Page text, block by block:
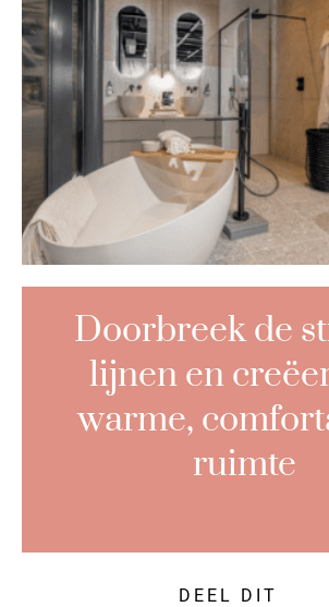
Doorbreek de
lijnen en
warme,
ruimte
DEEL DIT